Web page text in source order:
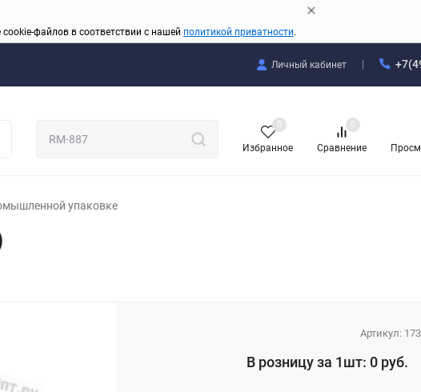
файлов в соответствии с нашей политикой приватности.
Личный кабинет
Избранное
0
Сравнение
0
упаковке
Артикул:
В розницу за 1шт: 0 руб.